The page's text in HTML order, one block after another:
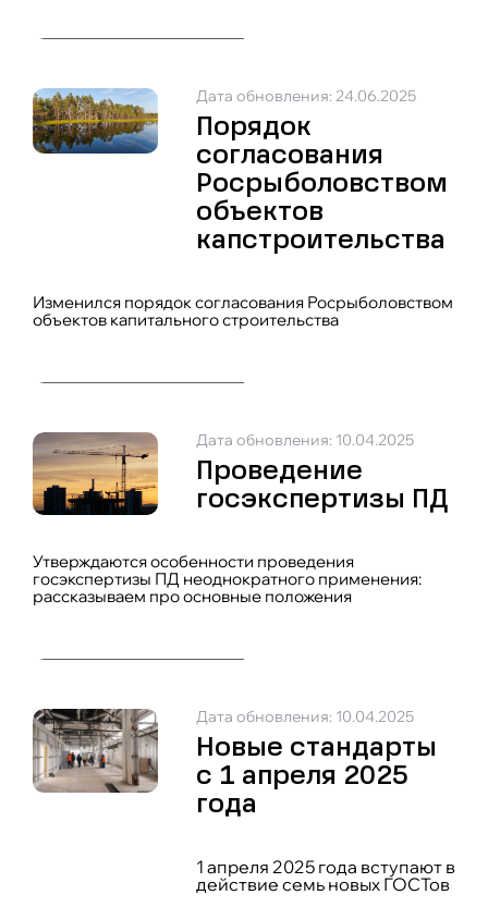
Дата обновления: 24.06.2025
Порядок
согласования
Росрыболовством
объектов
капстроительства
Изменился порядок согласования Росрыболовством
объектов капитального строительства
Дата обновления: 10.04.2025
Проведение
госэкспертизы ПД
Утверждаются особенности проведения
госэкспертизы ПД неоднократного применения:
рассказываем про основные положения
Дата обновления: 10.04.2025
Новые стандарты
с 1 апреля 2025
года
1 апреля 2025 года вступают в
действие семь новых ГОСТов